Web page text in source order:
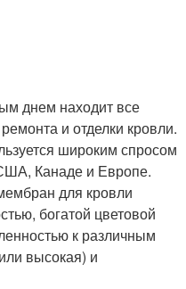
днем находит все
и отделки кровли.
широким спросом
Канаде и Европе.
для кровли
богатой цветовой
к различным
высокая) и